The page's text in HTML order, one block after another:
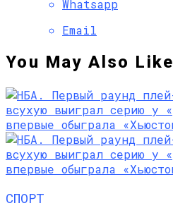
Whatsapp
Email
You May Also Like
СПОРТ